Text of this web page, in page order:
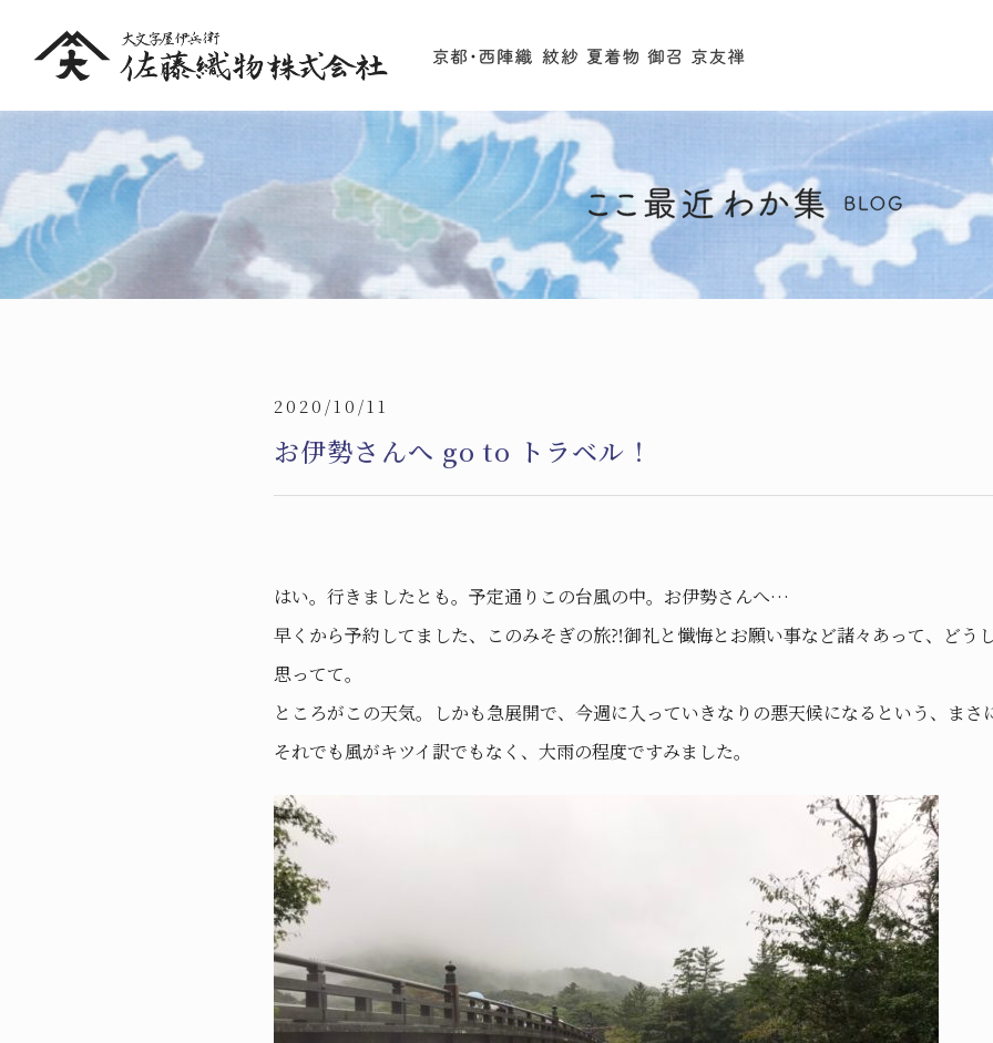
2020/10/11
お伊勢さんへ go to トラベル！
はい。行きましたとも。予定通りこの台風の中。お伊勢さんへ…
早くから予約してました、このみそぎの旅⁈御礼と懺悔とお願い事など諸々あって、どう
思ってて。
ところがこの天気。しかも急展開で、今週に入っていきなりの悪天候になるという、ま
それでも風がキツイ訳でもなく、大雨の程度ですみました。